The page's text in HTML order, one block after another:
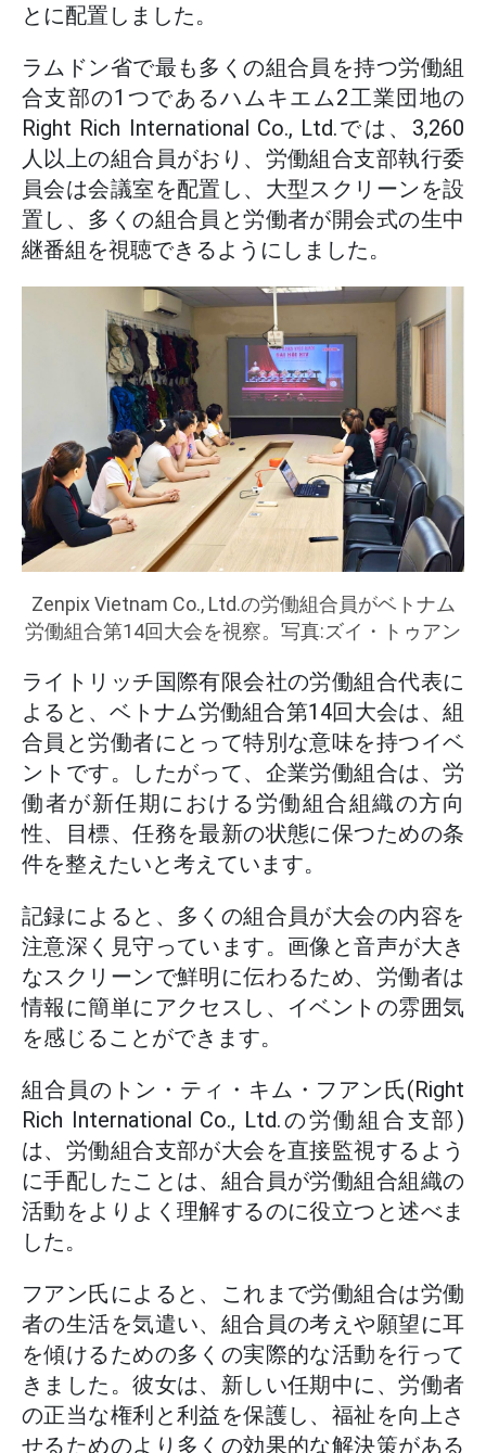
とに配置しました。
ラムドン省で最も多くの組合員を持つ労働組
合支部の1つであるハムキエム2工業団地の
Right Rich International Co., Ltd.では、3,260
人以上の組合員がおり、労働組合支部執行委
員会は会議室を配置し、大型スクリーンを設
置し、多くの組合員と労働者が開会式の生中
継番組を視聴できるようにしました。
Zenpix Vietnam Co., Ltd.の労働組合員がベトナム
労働組合第14回大会を視察。写真:ズイ・トゥアン
ライトリッチ国際有限会社の労働組合代表に
よると、ベトナム労働組合第14回大会は、組
合員と労働者にとって特別な意味を持つイベ
ントです。したがって、企業労働組合は、労
働者が新任期における労働組合組織の方向
性、目標、任務を最新の状態に保つための条
件を整えたいと考えています。
記録によると、多くの組合員が大会の内容を
注意深く見守っています。画像と音声が大き
なスクリーンで鮮明に伝わるため、労働者は
情報に簡単にアクセスし、イベントの雰囲気
を感じることができます。
組合員のトン・ティ・キム・フアン氏(Right
Rich International Co., Ltd.の労働組合支部)
は、労働組合支部が大会を直接監視するよう
に手配したことは、組合員が労働組合組織の
活動をよりよく理解するのに役立つと述べま
した。
フアン氏によると、これまで労働組合は労働
者の生活を気遣い、組合員の考えや願望に耳
を傾けるための多くの実際的な活動を行って
きました。彼女は、新しい任期中に、労働者
の正当な権利と利益を保護し、福祉を向上さ
せるためのより多くの効果的な解決策がある